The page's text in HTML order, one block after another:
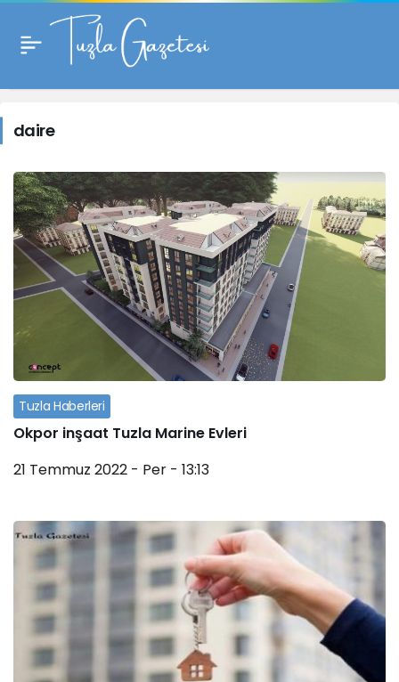
daire
Haberleri
daire
Tuzla Haberleri
Okpor inşaat Tuzla Marine Evleri
21 Temmuz 2022 - Per - 13:13